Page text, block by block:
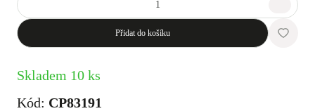
Přidat do košíku
Skladem 10 ks
Kód: CP83191